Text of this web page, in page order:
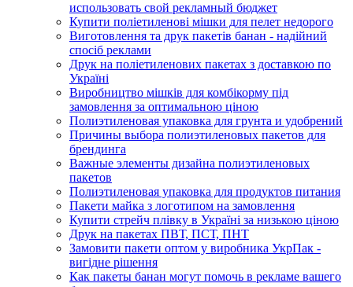
использовать свой рекламный бюджет
Купити поліетиленові мішки для пелет недорого
Виготовлення та друк пакетів банан - надійний
спосіб реклами
Друк на поліетиленових пакетах з доставкою по
Україні
Виробництво мішків для комбікорму під
замовлення за оптимальною ціною
Полиэтиленовая упаковка для грунта и удобрений
Причины выбора полиэтиленовых пакетов для
брендинга
Важные элементы дизайна полиэтиленовых
пакетов
Полиэтиленовая упаковка для продуктов питания
Пакети майка з логотипом на замовлення
Купити стрейч плівку в Україні за низькою ціною
Друк на пакетах ПВТ, ПСТ, ПНТ
Замовити пакети оптом у виробника УкрПак -
вигідне рішення
Как пакеты банан могут помочь в рекламе вашего